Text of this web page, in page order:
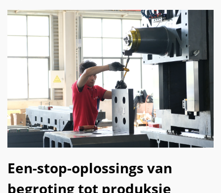
Een-stop-oplossings van
begroting tot produksie